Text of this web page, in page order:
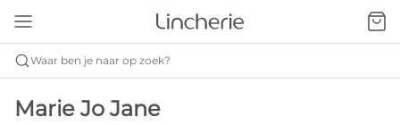
Waar ben je naar op zoek?
Marie Jo Jane